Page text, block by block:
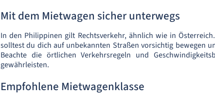
Mit dem Mietwagen sicher unterwegs
In den Philippinen gilt Rechtsverkehr, ähnlich wie in
solltest du dich auf unbekannten Straßen vorsichtig bewegen
Beachte die örtlichen Verkehrsregeln und
gewährleisten.
Empfohlene Mietwagenklasse